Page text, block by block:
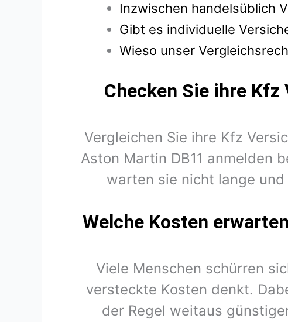
Inzwischen handelsüblich
Gibt es individuelle
Wieso unser
Checken Sie ihre
Vergleichen Sie ihre Kfz
Aston Martin DB11 anmelden
warten sie nicht lange und
Welche Kosten
Viele Menschen schürren
versteckte Kosten denkt.
der Regel weitaus